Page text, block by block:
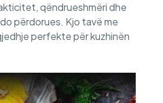
qëndrueshmëri dhe
përdorues. Kjo tavë me
perfekte për kuzhinën